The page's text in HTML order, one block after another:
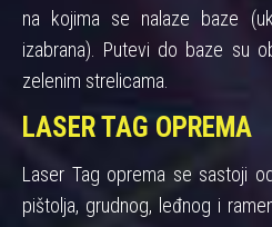
na kojima se nalaze baze
izabrana). Putevi do baze su
zelenim strelicama.
LASER TAG OPREMA
Laser Tag oprema se sastoji
pištolja, grudnog, leđnog i